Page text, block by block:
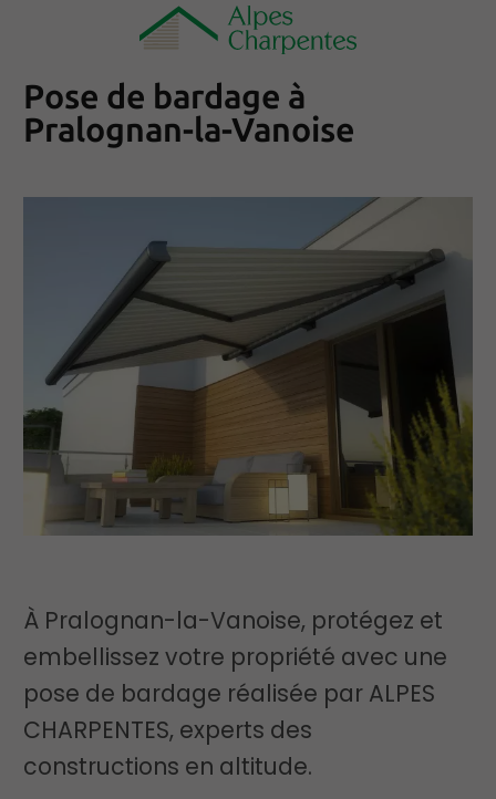
Pose de bardage à
Pralognan-la-Vanoise
À Pralognan-la-Vanoise, protégez et
embellissez votre propriété avec une
pose de bardage réalisée par ALPES
CHARPENTES, experts des
constructions en altitude.